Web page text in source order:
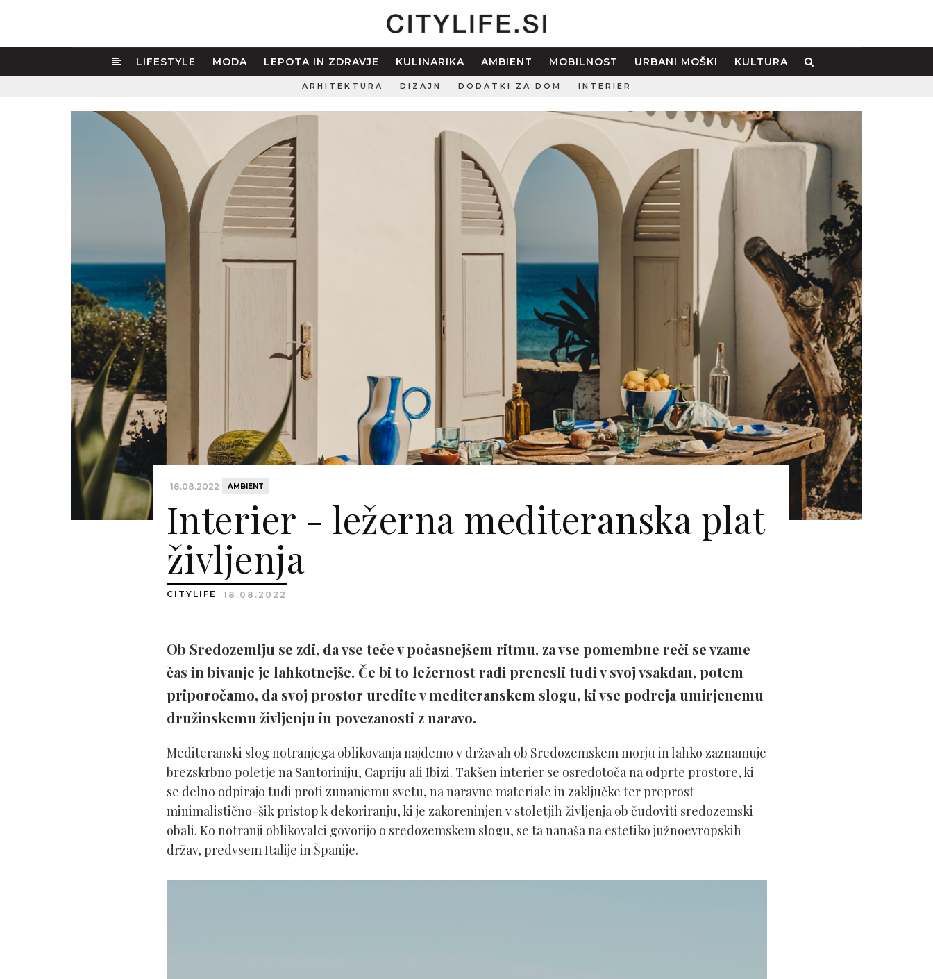
LIFESTYLE MODA LEPOTA IN ZDRAVJE KULINARIKA AMBIENT MOBILNOST URBANI MOŠKI KULTURA
ARHITEKTURA DIZAJN DODATKI ZA DOM INTERIER
18.08.2022 AMBIENT
Interier - ležerna mediteranska plat
življenja
CITYLIFE 18.08.2022
Ob Sredozemlju se zdi, da vse teče v počasnejšem ritmu, za vse pomembne reči se vzame
čas in bivanje je lahkotnejše. Če bi to ležernost radi prenesli tudi v svoj vsakdan, potem
priporočamo, da svoj prostor uredite v mediteranskem slogu, ki vse podreja umirjenemu
družinskemu življenju in povezanosti z naravo.
Mediteranski slog notranjega oblikovanja najdemo v državah ob Sredozemskem morju in lahko zaznamuje
brezskrbno poletje na Santoriniju, Capriju ali Ibizi. Takšen interier se osredotoča na odprte prostore, ki
se delno odpirajo tudi proti zunanjemu svetu, na naravne materiale in zaključke ter preprost
minimalistično-šik pristop k dekoriranju, ki je zakoreninjen v stoletjih življenja ob čudoviti sredozemski
obali. Ko notranji oblikovalci govorijo o sredozemskem slogu, se ta nanaša na estetiko južnoevropskih
držav, predvsem Italije in Španije.